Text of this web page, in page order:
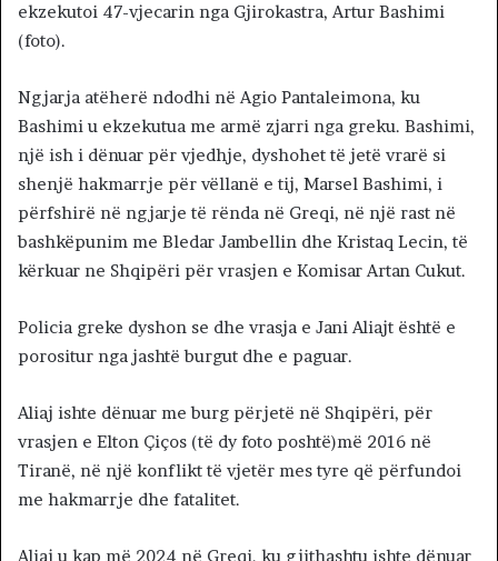
ekzekutoi 47-vjecarin nga Gjirokastra, Artur Bashimi
(foto).
Ngjarja atëherë ndodhi në Agio Pantaleimona, ku
Bashimi u ekzekutua me armë zjarri nga greku. Bashimi,
një ish i dënuar për vjedhje, dyshohet të jetë vrarë si
shenjë hakmarrje për vëllanë e tij, Marsel Bashimi, i
përfshirë në ngjarje të rënda në Greqi, në një rast në
bashkëpunim me Bledar Jambellin dhe Kristaq Lecin, të
kërkuar ne Shqipëri për vrasjen e Komisar Artan Cukut.
Policia greke dyshon se dhe vrasja e Jani Aliajt është e
porositur nga jashtë burgut dhe e paguar.
Aliaj ishte dënuar me burg përjetë në Shqipëri, për
vrasjen e Elton Çiços (të dy foto poshtë)më 2016 në
Tiranë, në një konflikt të vjetër mes tyre që përfundoi
me hakmarrje dhe fatalitet.
Aliaj u kap më 2024 në Greqi, ku gjithashtu ishte dënuar